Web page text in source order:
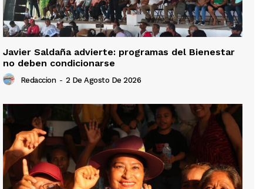
Javier Saldaña advierte: programas del Bienestar
no deben condicionarse
Redaccion - 2 De Agosto De 2026